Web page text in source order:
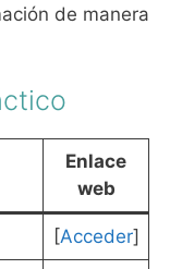
de manera
Enlace
web
[Acceder]